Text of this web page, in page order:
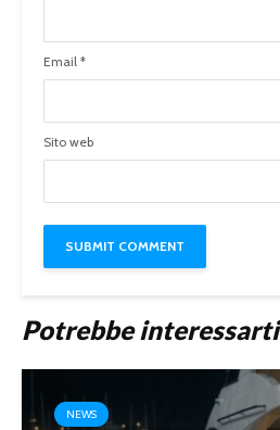
Email *
Sito web
Potrebbe interessarti
NEWS